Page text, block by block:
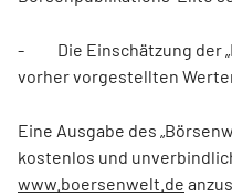
- Die Einschätzung der
vorher vorgestellten
Eine Ausgabe des
kostenlos und
www.boersenwelt.de